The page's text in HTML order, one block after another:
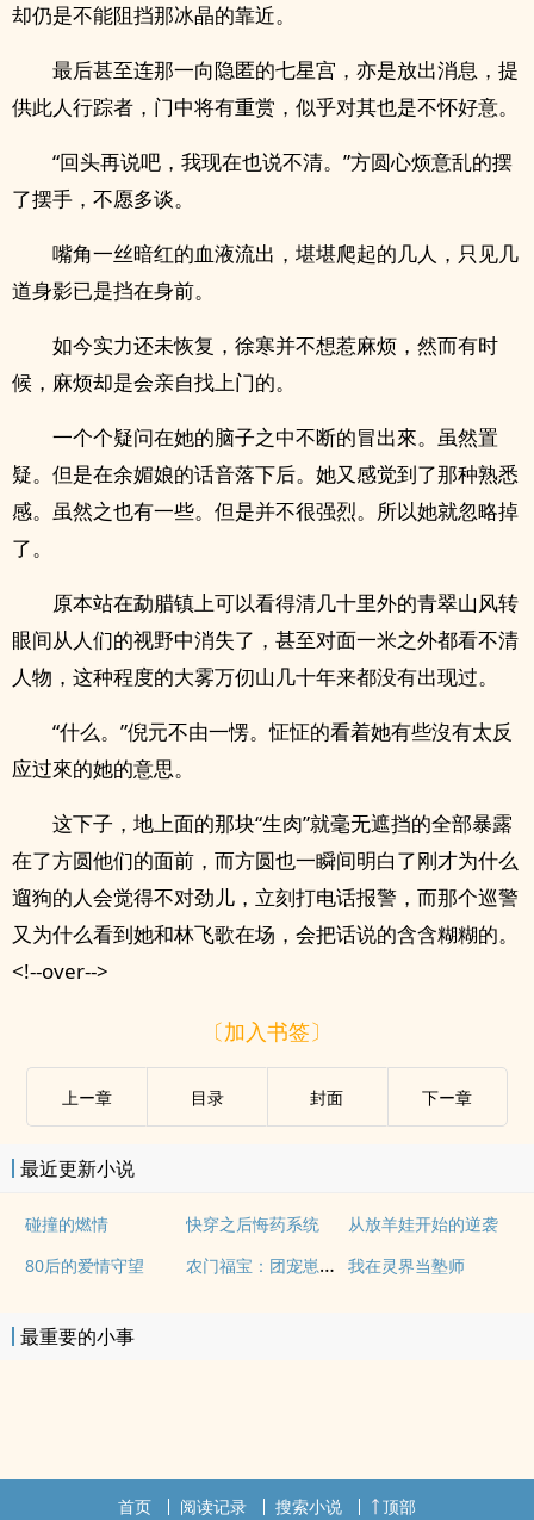
却仍是不能阻挡那冰晶的靠近。
最后甚至连那一向隐匿的七星宫，亦是放出消息，提
供此人行踪者，门中将有重赏，似乎对其也是不怀好意。
“回头再说吧，我现在也说不清。”方圆心烦意乱的摆
了摆手，不愿多谈。
嘴角一丝暗红的血液流出，堪堪爬起的几人，只见几
道身影已是挡在身前。
如今实力还未恢复，徐寒并不想惹麻烦，然而有时
候，麻烦却是会亲自找上门的。
一个个疑问在她的脑子之中不断的冒出來。虽然置
疑。但是在余媚娘的话音落下后。她又感觉到了那种熟悉
感。虽然之也有一些。但是并不很强烈。所以她就忽略掉
了。
原本站在勐腊镇上可以看得清几十里外的青翠山风转
眼间从人们的视野中消失了，甚至对面一米之外都看不清
人物，这种程度的大雾万仞山几十年来都没有出现过。
“什么。”倪元不由一愣。怔怔的看着她有些沒有太反
应过來的她的意思。
这下子，地上面的那块“生肉”就毫无遮挡的全部暴露
在了方圆他们的面前，而方圆也一瞬间明白了刚才为什么
遛狗的人会觉得不对劲儿，立刻打电话报警，而那个巡警
又为什么看到她和林飞歌在场，会把话说的含含糊糊的。
<!--over-->
〔加入书签〕
上ー章 目录 封面 下ー章
最近更新小说
碰撞的燃情 快穿之后悔药系统
从放羊娃开始的逆袭
80后的爱情守望
农门福宝：团宠崽崽四岁半 我在灵界当塾师
最重要的小事
首页 阅读记录 搜索小说 顶部